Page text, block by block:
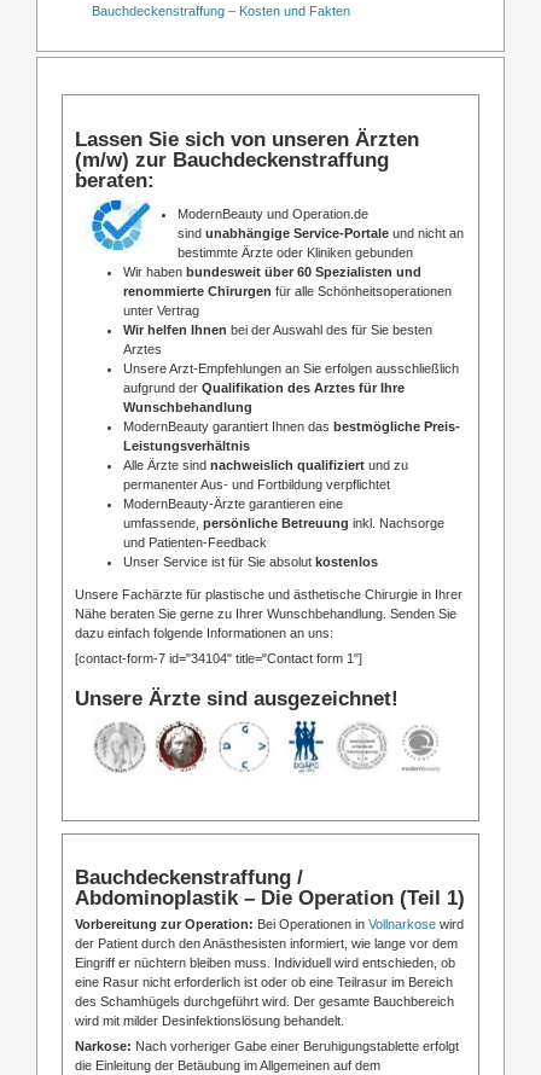
Bauchdeckenstraffung – Kosten und Fakten
Lassen Sie sich von unseren Ärzten
(m/w) zur Bauchdeckenstraffung
beraten:
ModernBeauty und Operation.de
sind unabhängige Service-Portale und nicht an
bestimmte Ärzte oder Kliniken gebunden
Wir haben bundesweit über 60 Spezialisten und
renommierte Chirurgen für alle Schönheitsoperationen
unter Vertrag
Wir helfen Ihnen bei der Auswahl des für Sie besten
Arztes
Unsere Arzt-Empfehlungen an Sie erfolgen ausschließlich
aufgrund der Qualifikation des Arztes für Ihre
Wunschbehandlung
ModernBeauty garantiert Ihnen das bestmögliche Preis-
Leistungsverhältnis
Alle Ärzte sind nachweislich qualifiziert und zu
permanenter Aus- und Fortbildung verpflichtet
ModernBeauty-Ärzte garantieren eine
umfassende, persönliche Betreuung inkl. Nachsorge
und Patienten-Feedback
Unser Service ist für Sie absolut kostenlos
Unsere Fachärzte für plastische und ästhetische Chirurgie in Ihrer
Nähe beraten Sie gerne zu Ihrer Wunschbehandlung. Senden Sie
dazu einfach folgende Informationen an uns:
[contact-form-7 id="34104" title="Contact form 1"]
Unsere Ärzte sind ausgezeichnet!
Bauchdeckenstraffung /
Abdominoplastik – Die Operation (Teil 1)
Vorbereitung zur Operation: Bei Operationen in Vollnarkose wird
der Patient durch den Anästhesisten informiert, wie lange vor dem
Eingriff er nüchtern bleiben muss. Individuell wird entschieden, ob
eine Rasur nicht erforderlich ist oder ob eine Teilrasur im Bereich
des Schamhügels durchgeführt wird. Der gesamte Bauchbereich
wird mit milder Desinfektionslösung behandelt.
Narkose: Nach vorheriger Gabe einer Beruhigungstablette erfolgt
die Einleitung der Betäubung im Allgemeinen auf dem